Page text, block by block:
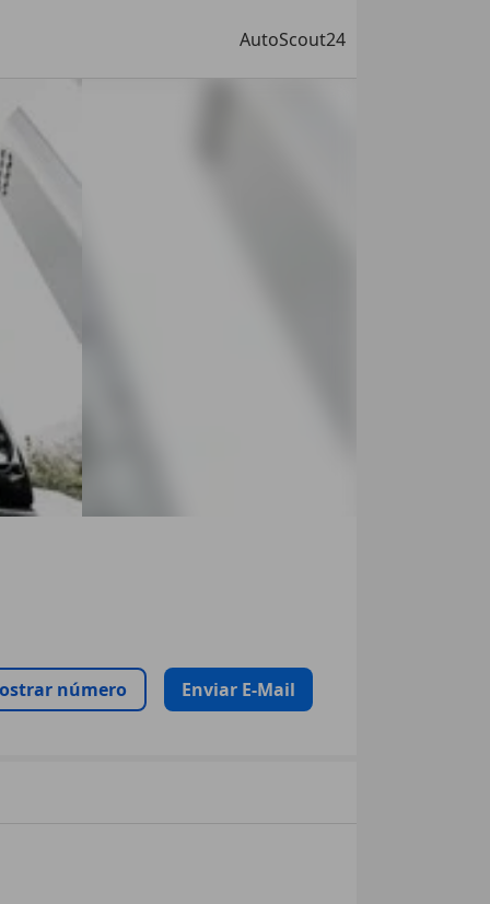
AutoScout24
número Enviar E-Mail